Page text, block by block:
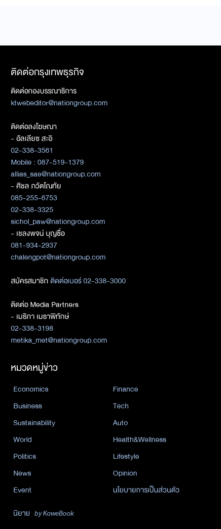
ติดต่อกรุงเทพธุรกิจ
ติดต่อกองบรรณาธิการ
ktwebeditor@nationgroup.com
ติดต่อลงโฆษณา
- อัลเลียซ สะอิ
02-338-3561
Mobile : 087-519-1379
allias_sae@nationgroup.com
- ศิชล ภวัตโณทัย
085-255-6753
02-338-3325
sichol_paw@nationgroup.com
- เชลงพจน์ บุญซื่อ
081-934-2937
chalengpot@nationgroup.com
สมัครสมาชิกติดต่อเบอร์ 02-338-3000
ติดต่อ Media Partners
- เมธิกา เมธาพิทักษ์
02-338-3198
metika_met@nationgroup.com
หมวดหมู่ข่าว
Economics
Finance
Business
Tech
Sustainability
Auto
World
Health&Wellness
Politics
Lifestyle
News
Opinion
Event
นโยบายการเป็นส่วนตัว
นิยาย by KaweBook